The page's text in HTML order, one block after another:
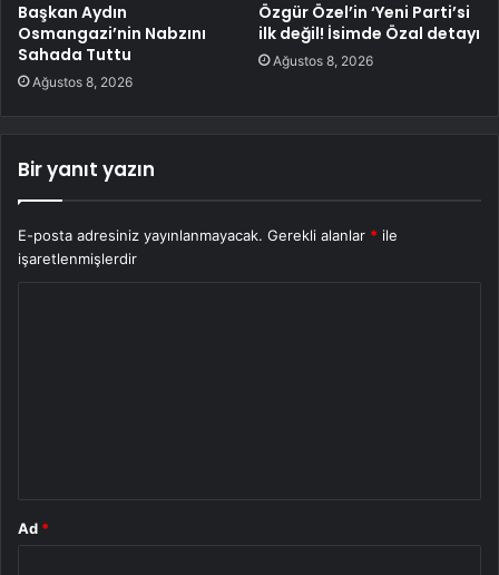
Başkan Aydın
Osmangazi’nin Nabzını
Sahada Tuttu
Ağustos 8, 2026
Özgür Özel’in ‘Yeni Parti’si
ilk değil! İsimde Özal detayı
Ağustos 8, 2026
Bir yanıt yazın
E-posta adresiniz yayınlanmayacak. Gerekli alanlar * ile
işaretlenmişlerdir
Ad *